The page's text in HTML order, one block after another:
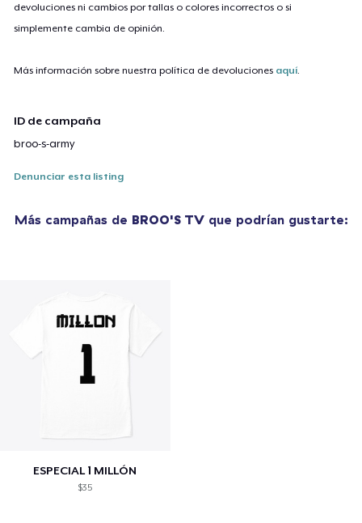
devoluciones ni cambios por tallas o colores incorrectos o si
simplemente cambia de opinión.
Más información sobre nuestra política de devoluciones aquí.
ID de campaña
broo-s-army
Denunciar esta listing
Más campañas de BROO'S TVque podrían gustarte:
ESPECIAL 1 MILLÓN
$35